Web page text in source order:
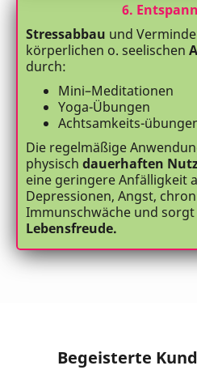
6.
Stressabbau und
körperlichen o. seelischen
durch:
Mini–Meditationen
Yoga-Übungen
Achtsamkeits-
Die regelmäßige
physisch dauerhaften
eine geringere Anfälligkeit
Depressionen, Angst,
Immunschwäche und
Lebensfreude.
Begeisterte